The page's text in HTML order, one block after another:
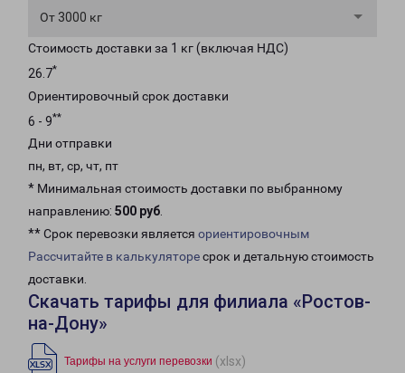
От 3000 кг
Стоимость доставки за 1 кг (включая НДС)
26.7*
Ориентировочный срок доставки
6 - 9**
Дни отправки
пн, вт, ср, чт, пт
* Минимальная стоимость доставки по выбранному
направлению: 500 руб.
** Срок перевозки является ориентировочным
Рассчитайте в калькуляторесрок и детальную стоимость
доставки.
Скачать тарифы для филиала «Ростов-
на-Дону»
Тарифы на услуги перевозки (xlsx)